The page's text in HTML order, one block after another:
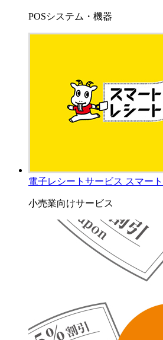
POSシステム・機器
電子レシートサービス スマー
小売業向けサービス